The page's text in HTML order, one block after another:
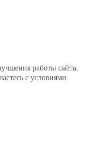
работы сайта.
с условиями